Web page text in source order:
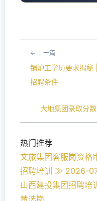
← 上一篇
锅炉工学历要求揭秘
招聘条件
大地集团录取分
热门推荐
文旅集团客服岗资格
招聘培训 ≫ 2026-
山西建投集团招聘